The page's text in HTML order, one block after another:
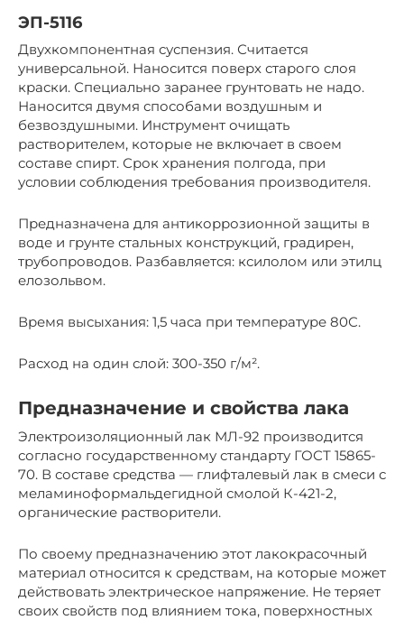
ЭП-5116
Двухкомпонентная суспензия. Считается
универсальной. Наносится поверх старого слоя
краски. Специально заранее грунтовать не надо.
Наносится двумя способами воздушным и
безвоздушными. Инструмент очищать
растворителем, которые не включает в своем
составе спирт. Срок хранения полгода, при
условии соблюдения требования производителя.
Предназначена для антикоррозионной защиты в
воде и грунте стальных конструкций, градирен,
трубопроводов. Разбавляется: ксилолом или этилц
елозольвом.
Время высыхания: 1,5 часа при температуре 80С.
Расход на один слой: 300-350 г/м².
Предназначение и свойства лака
Электроизоляционный лак МЛ-92 производится
согласно государственному стандарту ГОСТ 15865-
70. В составе средства — глифталевый лак в смеси с
меламиноформальдегидной смолой К-421-2,
органические растворители.
По своему предназначению этот лакокрасочный
материал относится к средствам, на которые может
действовать электрическое напряжение. Не теряет
своих свойств под влиянием тока, поверхностных